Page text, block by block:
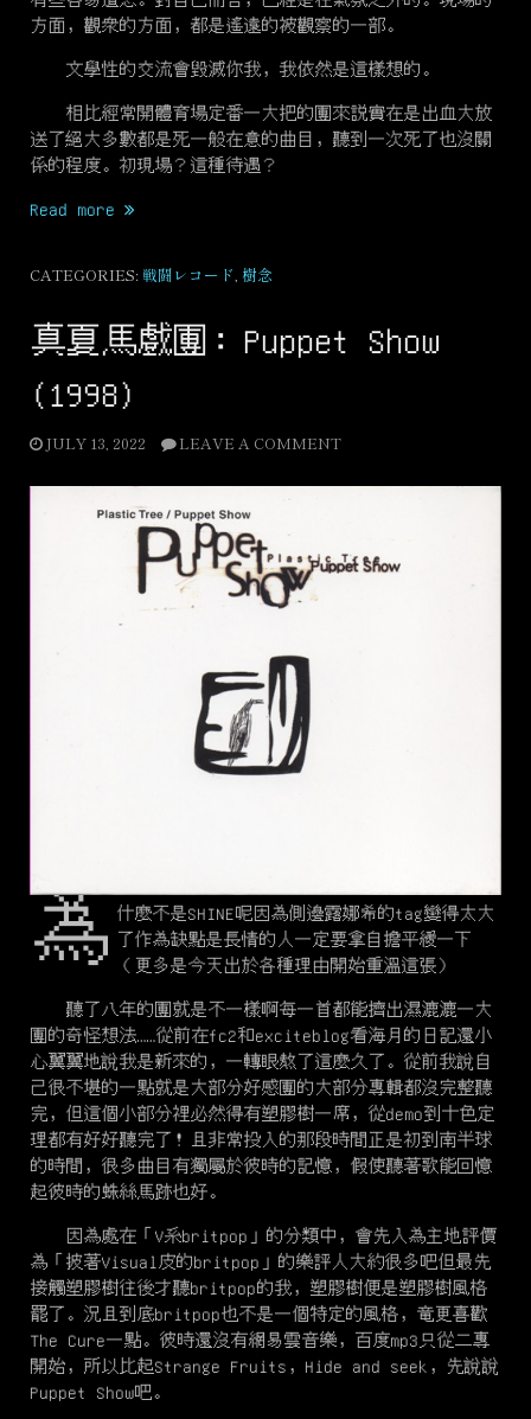
方面，觀衆的方面，都是遙遠的被觀察的一部。
文學性的交流會毀滅你我，我依然是這樣想的。
相比經常開體育場定番一大把的團來説實在是出血大放
送了絕大多數都是死一般在意的曲目，聽到一次死了也沒關
係的程度。初現場？這種待遇？
Read more “Peep
#28
眠
ZEPP
宿
CATEGORIES: 戦闘レコード, 樹念
真夏馬戲團：Puppet Show
(1998)
JULY 13, 2022 LEAVE A COMMENT
為 什麼不是SHINE呢因為側邊露娜希的tag變得太大
了作為缺點是長情的人一定要拿自擔平緩一下
（更多是今天出於各種理由開始重溫這張）
聽了八年的團就是不一樣啊每一首都能擠出濕漉漉一大
團的奇怪想法……從前在fc2和exciteblog看海月的日記還小
心翼翼地說我是新來的，一轉眼熬了這麼久了。從前我說自
己很不堪的一點就是大部分好感團的大部分專輯都沒完整聽
完，但這個小部分裡必然得有塑膠樹一席，從demo到十色定
理都有好好聽完了！且非常投入的那段時間正是初到南半球
的時間，很多曲目有獨屬於彼時的記憶，假使聽著歌能回憶
起彼時的蛛絲馬跡也好。
因為處在「V系britpop」的分類中，會先入為主地評價
為「披著Visual皮的britpop」的樂評人大約很多吧但最先
接觸塑膠樹往後才聽britpop的我，塑膠樹便是塑膠樹風格
罷了。況且到底britpop也不是一個特定的風格，竜更喜歡
The Cure一點。彼時還沒有網易雲音樂，百度mp3只從二專
開始，所以比起Strange Fruits，Hide and seek，先說說
Puppet Show吧。